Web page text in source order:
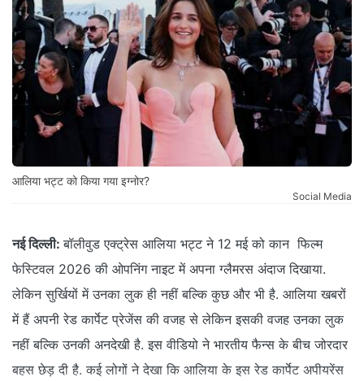
आलिया भट्ट को किया गया इग्नोर?
Social Media
नई दिल्ली: बॉलीवुड एक्ट्रेस आलिया भट्ट ने 12 मई को कान फिल्म
फेस्टिवल 2026 की ओपनिंग नाइट में अपना ग्लैमरस अंदाज दिखाया.
लेकिन सुर्खियों में उनका लुक ही नहीं बल्कि कुछ और भी है. आलिया खबरों
में हैं अपनी रेड कार्पेट प्रेजेंस की वजह से लेकिन इसकी वजह उनका लुक
नहीं बल्कि उनकी अनदेखी है. इस वीडियो ने भारतीय फैन्स के बीच जोरदार
बहस छेड़ दी है. कई लोगों ने देखा कि आलिया के इस रेड कार्पेट अपीयरेंस